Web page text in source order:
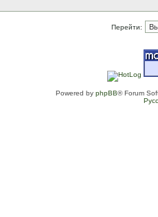
Перейти:
Powered by phpBB® Forum